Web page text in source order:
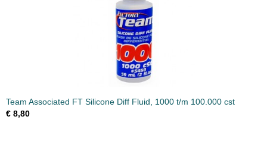
Team Associated FT Silicone Diff Fluid, 1000 t/m 100.000 cst
€ 8,80